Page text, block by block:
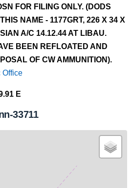
FOR FILING ONLY. (DODS
NAME - 1177GRT, 226 X 34 X
A/C 14.12.44 AT LIBAU.
BEEN REFLOATED AND
OF CW AMMUNITION).
Office
E
33711